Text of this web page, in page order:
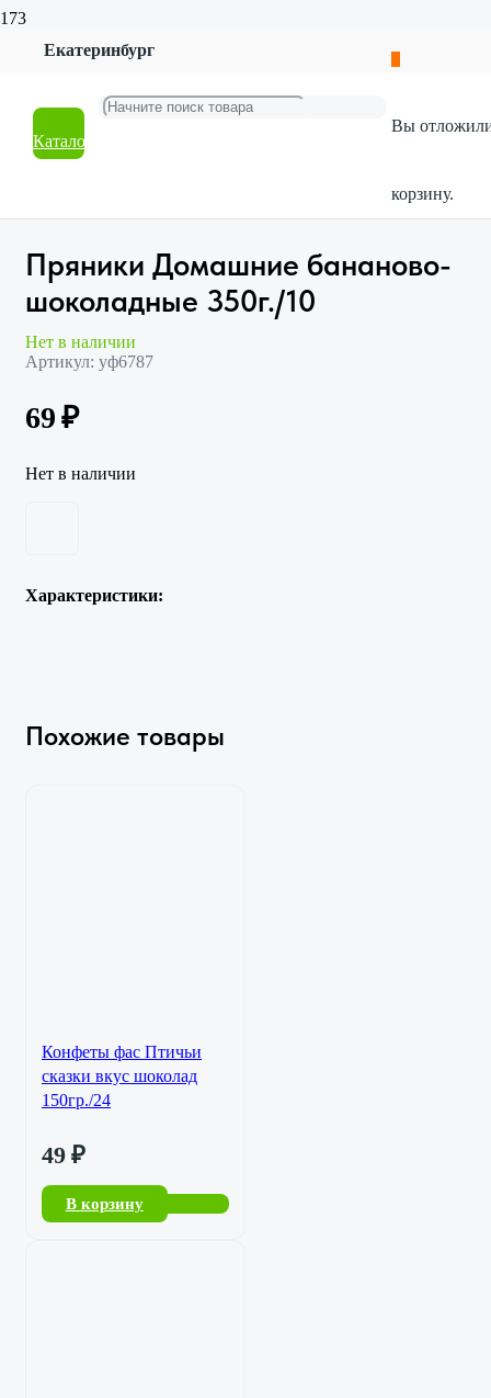
Екатеринбург
Каталог
Вы
корзину.
Продукты и напитки
Пряники Домашние бананово- шоколадные 350г./10
Пряники Домашние бананово-
шоколадные 350г./10
Нет в наличии
Артикул: уф6787
69₽
Нет в наличии
Характеристики:
Похожие товары
Конфеты фас Птичьи
сказки вкус шоколад
150гр./24
49 ₽
В корзину